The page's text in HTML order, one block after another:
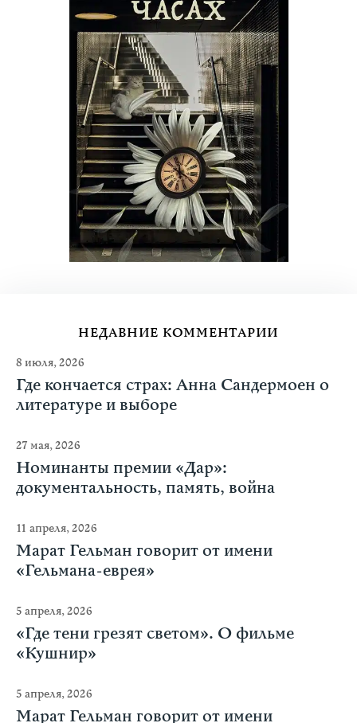
НЕДАВНИЕ КОММЕНТАРИИ
8 июля, 2026
Где кончается страх: Анна Сандермоен о
литературе и выборе
27 мая, 2026
Номинанты премии «Дар»:
документальность, память, война
11 апреля, 2026
Марат Гельман говорит от имени
«Гельмана-еврея»
5 апреля, 2026
«Где тени грезят светом». О фильме
«Кушнир»
5 апреля, 2026
Марат Гельман говорит от имени